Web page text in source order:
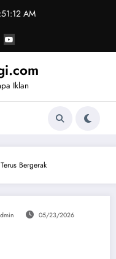
AM
Iklan
Bergerak
05/23/2026